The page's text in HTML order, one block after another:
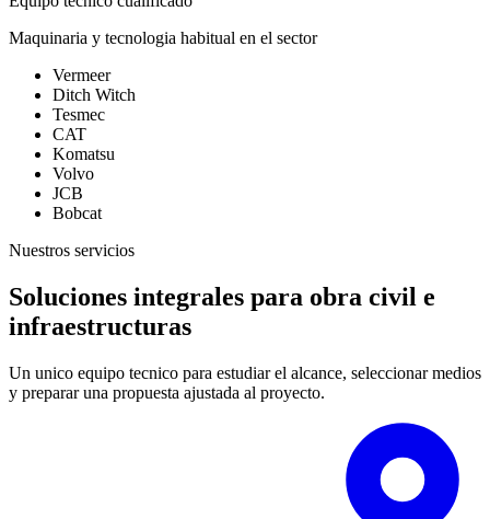
Maquinaria y tecnologia habitual en el sector
Vermeer
Ditch Witch
Tesmec
CAT
Komatsu
Volvo
JCB
Bobcat
Nuestros servicios
Soluciones integrales para obra civil e
infraestructuras
Un unico equipo tecnico para estudiar el alcance, seleccionar medios
y preparar una propuesta ajustada al proyecto.